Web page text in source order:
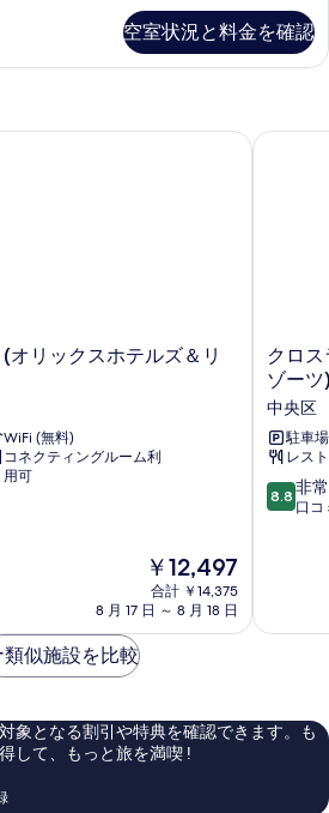
空室状況と料金を確認
オリックスホテルズ＆リ
WiFi (無料)
コネクティングルーム利
用可
現
在
の
￥12,497
合計 ￥14,375
8 月 17 日 ～ 8 月 18 日
リックスホテルズ＆リゾーツ)
ク
ロ
ス
ラ
イ
フ
博
多
ク
ル
ズ
クロ
ゾーツ
中央区
駐車
レス
10
段
に
コ
ミ
8.8 非
口コ
クロス
類似施設を比較
象となる割引や特典を確認できます。も
して、もっと旅を満喫 !